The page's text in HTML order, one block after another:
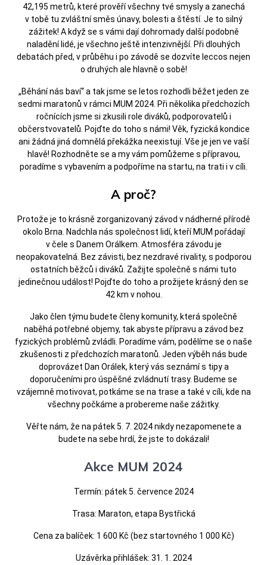
42,195 metrů, které prověří všechny tvé smysly a zanechá
v tobě tu zvláštní směs únavy, bolesti a štěstí. Je to silný
zážitek! A když se s vámi dají dohromady další podobně
naladění lidé, je všechno ještě intenzivnější. Při dlouhých
debatách před, v průběhu i po závodě se dozvíte leccos nejen
o druhých ale hlavně o sobě!
„Běhání nás baví“ a tak jsme se letos rozhodli běžet jeden ze
sedmi maratonů v rámci MUM 2024. Při několika předchozích
ročnících jsme si zkusili role diváků, podporovatelů i
občerstvovatelů. Pojďte do toho s námi! Věk, fyzická kondice
ani žádná jiná domnělá překážka neexistují. Vše je jen ve vaší
hlavě! Rozhodněte se a my vám pomůžeme s přípravou,
poradíme s vybavením a podpoříme na startu, na trati i v cíli.
A proč?
Protože je to krásně zorganizovaný závod v nádherné přírodě
okolo Brna. Nadchla nás společnost lidí, kteří MUM pořádají
v čele s Danem Orálkem. Atmosféra závodu je
neopakovatelná. Bez závisti, bez nezdravé rivality, s podporou
ostatních běžců i diváků. Zažijte společně s námi tuto
jedinečnou událost! Pojďte do toho a prožijete krásný den se
42 km v nohou.
Jako člen týmu budete členy komunity, která společně
naběhá potřebné objemy, tak abyste přípravu a závod bez
fyzických problémů zvládli. Poradíme vám, podělíme se o naše
zkušenosti z předchozích maratonů. Jeden výběh nás bude
doprovázet Dan Orálek, který vás seznámí s tipy a
doporučeními pro úspěšné zvládnutí trasy. Budeme se
vzájemně motivovat, potkáme se na trase a také v cíli, kde na
všechny počkáme a probereme naše zážitky.
Věřte nám, že na pátek 5. 7. 2024 nikdy nezapomenete a
budete na sebe hrdí, že jste to dokázali!
Akce MUM 2024
Termín: pátek 5. července 2024
Trasa: Maraton, etapa Bystřická
Cena za balíček: 1 600 Kč (bez startovného 1 000 Kč)
Uzávěrka přihlášek: 31. 1. 2024